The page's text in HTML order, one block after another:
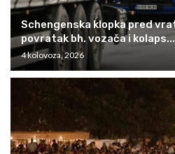
Schengenska klopka pred
povratak bh. vozača i kolaps...
4 kolovoza, 2026